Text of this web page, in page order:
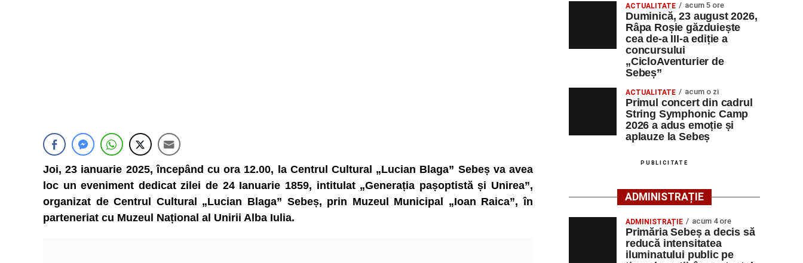
Joi, 23 ianuarie 2025, începând cu ora 12.00, la Centrul Cultural „Lucian Blaga” Sebeș va avea
loc un eveniment dedicat zilei de 24 Ianuarie 1859, intitulat „Generația pașoptistă și Unirea”,
organizat de Centrul Cultural „Lucian Blaga” Sebeș, prin Muzeul Municipal „Ioan Raica”, în
parteneriat cu Muzeul Național al Unirii Alba Iulia.
ACTUALITATE acum 5 ore
Duminică, 23 august 2026,
Râpa Roșie găzduiește
cea de-a III-a ediție a
concursului
„CicloAventurier de
Sebeș”
ACTUALITATE acum o zi
Primul concert din cadrul
String Symphonic Camp
2026 a adus emoție și
aplauze la Sebeș
PUBLICITATE
ADMINISTRAȚIE
ADMINISTRAȚIE acum 4 ore
Primăria Sebeș a decis să
reducă intensitatea
iluminatului public pe